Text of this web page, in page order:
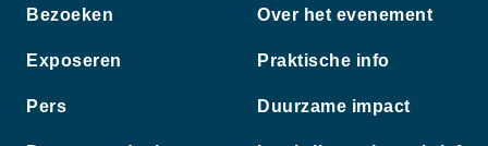
Bezoeken
Exposeren
Pers
Over het evenement
Praktische info
Duurzame impact